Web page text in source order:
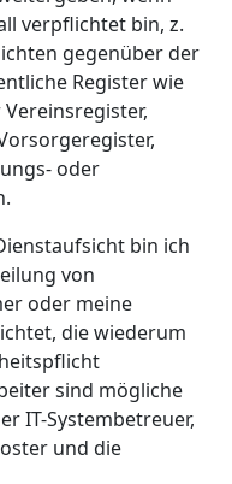
verpflichtet bin, z.
gegenüber der
Register wie
oder
bin ich
von
oder meine
die wiederum
sind mögliche
IT-Systembetreuer,
und die